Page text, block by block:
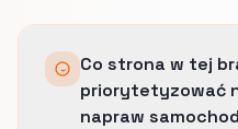
Co strona w tej
priorytetyzować
napraw